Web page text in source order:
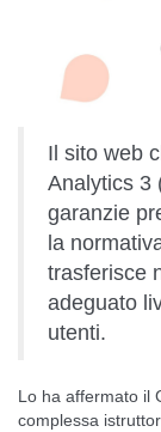
Il sito web
Analytics 3
garanzie
la
trasferisce
adeguato
utenti.
Lo ha affermato il
complessa